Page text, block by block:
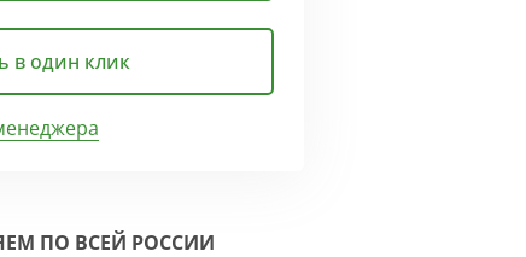
в один клик
ПО ВСЕЙ РОССИИ